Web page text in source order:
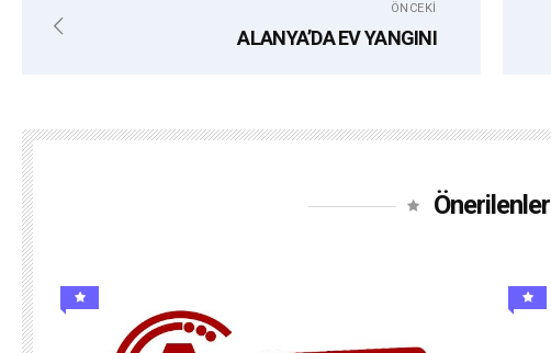
ÖNCEKI
ALANYA’DA EV YANGINI
Önerilenler